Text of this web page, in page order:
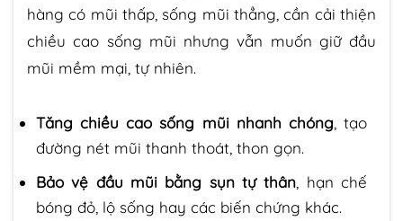
hàng có mũi thấp, sống mũi thẳng, cần cải thiện
chiều cao sống mũi nhưng vẫn muốn giữ đầu
mũi mềm mại, tự nhiên.
Tăng chiều cao sống mũi nhanh chóng, tạo
đường nét mũi thanh thoát, thon gọn.
Bảo vệ đầu mũi bằng sụn tự thân, hạn chế
bóng đỏ, lộ sống hay các biến chứng khác.